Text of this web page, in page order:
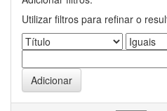
Utilizar filtros para refinar o